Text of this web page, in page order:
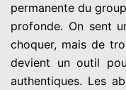
permanente du
profonde. On sent
choquer, mais de
devient un outil
authentiques. Les